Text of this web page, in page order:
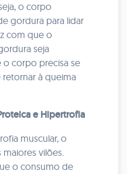
o corpo
gordura para lidar
com que o
seja
o corpo precisa se
à queima
e Hipertrofia
muscular, o
vilões.
o consumo de